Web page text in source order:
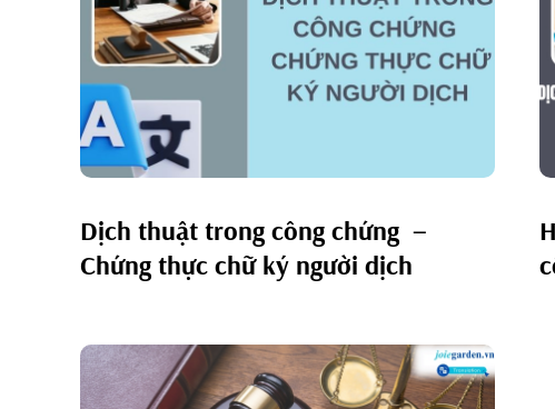
Dịch thuật trong công chứng –
Chứng thực chữ ký người dịch